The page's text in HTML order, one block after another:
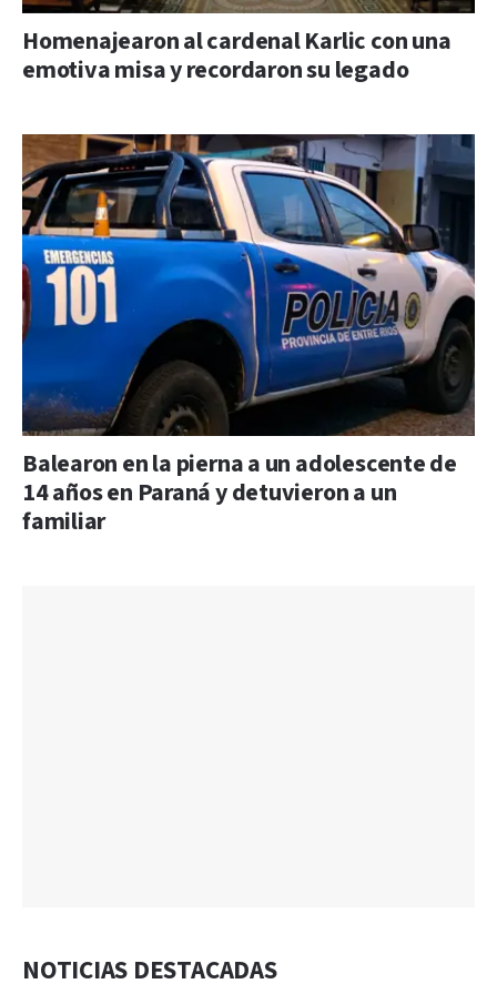
Homenajearon al cardenal Karlic con una
emotiva misa y recordaron su legado
Balearon en la pierna a un adolescente de
14 años en Paraná y detuvieron a un
familiar
NOTICIAS DESTACADAS